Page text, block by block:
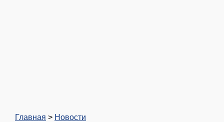
Главная > Новости